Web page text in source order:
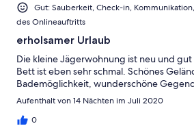
Gut: Sauberkeit, Check-in,
des Onlineauftritts
erholsamer Urlaub
Die kleine Jägerwohnung ist neu und
Bett ist eben sehr schmal. Schönes
Bademöglichkeit, wunderschöne
Aufenthalt von 14 Nächten im Juli 2020
0